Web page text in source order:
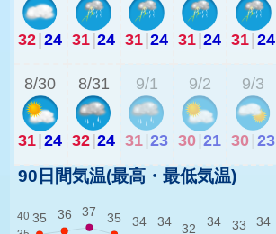
32|24 31|24 31|24 31|24 31|24
8/30
31|24
8/31
32|24
9/1
31 23
9/2
30 21
9/3
30 23
90日間気温(最高・最低気温)